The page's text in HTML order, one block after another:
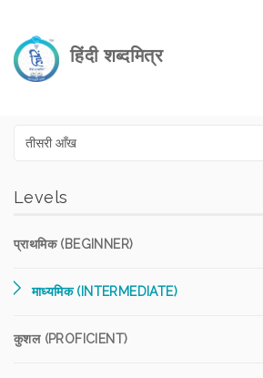
हिंदी शब्दमित्र
Levels
प्राथमिक (BEGINNER)
माध्यमिक (INTERMEDIATE)
कुशल (PROFICIENT)